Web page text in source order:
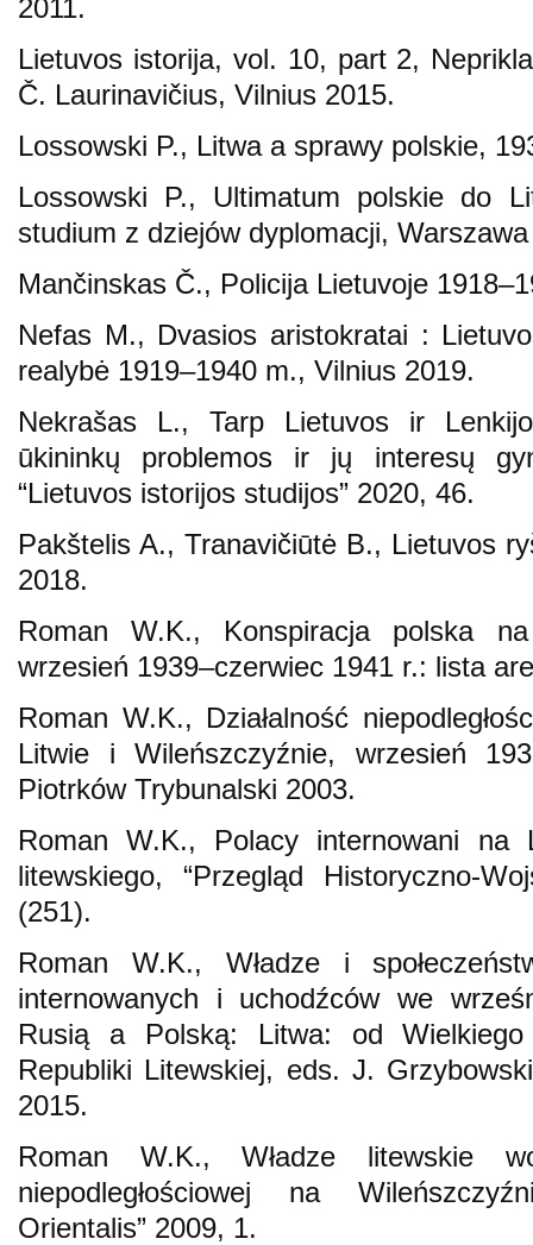
2011.
Lietuvos istorija, vol. 10, part 2,
Č. Laurinavičius, Vilnius 2015.
Lossowski P., Litwa a sprawy polskie,
Lossowski P., Ultimatum polskie do
studium z dziejów dyplomacji,
Mančinskas Č., Policija Lietuvoje
Nefas M., Dvasios aristokratai :
realybė 1919–1940 m., Vilnius 2019.
Nekrašas L., Tarp Lietuvos ir
ūkininkų problemos ir jų interesų
“Lietuvos istorijos studijos” 2020, 46.
Pakštelis A., Tranavičiūtė B., Lietuvos
2018.
Roman W.K., Konspiracja polska
wrzesień 1939–czerwiec 1941 r.: lista
Roman W.K., Działalność
Litwie i Wileńszczyźnie, wrzesień
Piotrków Trybunalski 2003.
Roman W.K., Polacy internowani na
litewskiego, “Przegląd Historyczno-
(251).
Roman W.K., Władze i
internowanych i uchodźców we
Rusią a Polską: Litwa: od
Republiki Litewskiej, eds. J.
2015.
Roman W.K., Władze litewskie
niepodległościowej na
Orientalis” 2009, 1.